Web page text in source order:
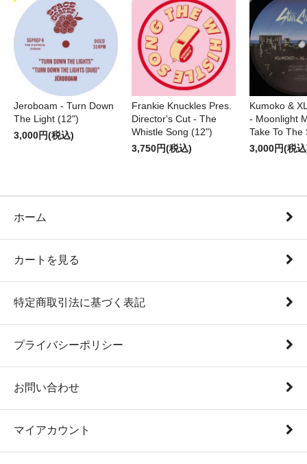
Jeroboam - Turn Down
The Light (12")
3,000円(税込)
Frankie Knuckles Pres.
Director's Cut - The
Whistle Song (12")
3,750円(税込)
Kumoko &
- Moonlight
Take To The
3,000円(税
ホーム
カートを見る
特定商取引法に基づく表記
プライバシーポリシー
お問い合わせ
マイアカウント